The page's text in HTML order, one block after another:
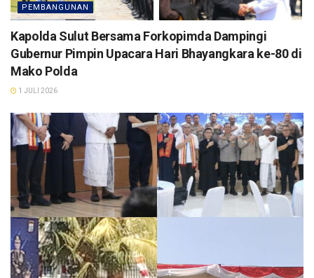
PEMBANGUNAN
Kapolda Sulut Bersama Forkopimda Dampingi
Gubernur Pimpin Upacara Hari Bhayangkara ke-80 di
Mako Polda
1 JULI 2026